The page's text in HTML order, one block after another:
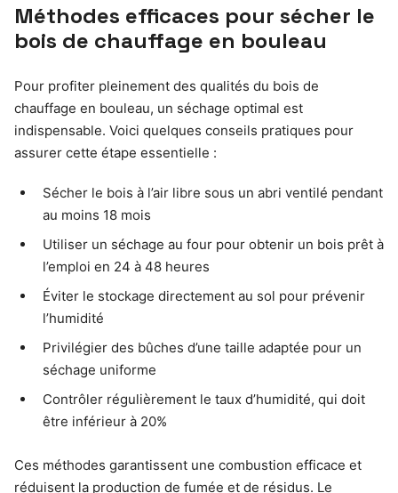
Méthodes efficaces pour sécher le
bois de chauffage en bouleau
Pour profiter pleinement des qualités du bois de
chauffage en bouleau, un séchage optimal est
indispensable. Voici quelques conseils pratiques pour
assurer cette étape essentielle :
Sécher le bois à l’air libre sous un abri ventilé pendant
au moins 18 mois
Utiliser un séchage au four pour obtenir un bois prêt à
l’emploi en 24 à 48 heures
Éviter le stockage directement au sol pour prévenir
l’humidité
Privilégier des bûches d’une taille adaptée pour un
séchage uniforme
Contrôler régulièrement le taux d’humidité, qui doit
être inférieur à 20%
Ces méthodes garantissent une combustion efficace et
réduisent la production de fumée et de résidus. Le